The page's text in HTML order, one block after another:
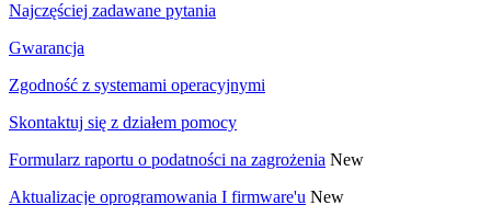
Najczęściej zadawane pytania
Gwarancja
Zgodność z systemami operacyjnymi
Skontaktuj się z działem pomocy
Formularz raportu o podatności na zagrożenia New
Aktualizacje oprogramowania I firmware'u New